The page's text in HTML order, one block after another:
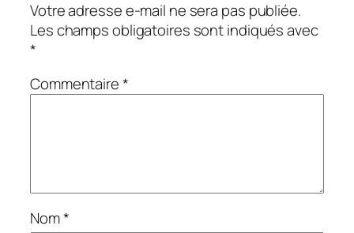
Votre adresse e-mail ne sera pas publiée.
Les champs obligatoires sont indiqués avec
*
Commentaire*
Nom*